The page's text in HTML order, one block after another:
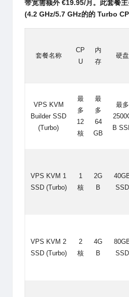
带宽需额外 €19.95/月。此套餐
(4.2 GHz/5.7 GHz的的 Turbo
套餐名称
CP
U
内
存
硬盘
VPS KVM
Builder SSD
(Turbo)
最
多
12
核
最
多
64
GB
最多
B
VPS KVM 1
SSD (Turbo)
1
核
2G
B
SSD
VPS KVM 2
SSD (Turbo)
2
核
4G
B
SSD